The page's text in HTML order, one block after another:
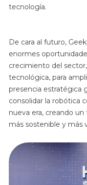
tecnología.
De cara al futuro,
enormes
crecimiento del
tecnológica, para
presencia estratégica
consolidar la robótica
nueva era, creando
más sostenible y más